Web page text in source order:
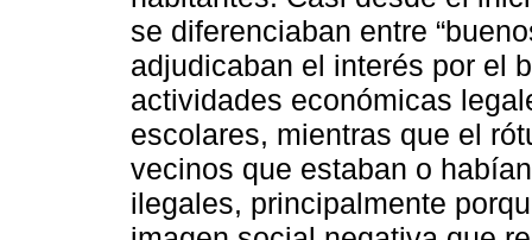
se diferenciaban entre
adjudicaban el interés por el
actividades económicas
escolares, mientras que el
vecinos que estaban o
ilegales, principalmente